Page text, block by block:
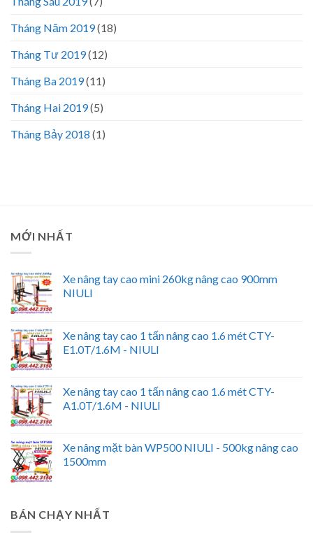
Tháng Năm 2019(18)
Tháng Tư 2019(12)
Tháng Ba 2019(11)
Tháng Hai 2019(5)
Tháng Bảy 2018 (1)
MỚI NHẤT
Xe nâng tay cao mini 260kg nâng cao 900mm
NIULI
Xe nâng tay cao 1 tấn nâng cao 1.6 mét CTY-
E1.0T/1.6M - NIULI
Xe nâng tay cao 1 tấn nâng cao 1.6 mét CTY-
A1.0T/1.6M - NIULI
Xe nâng mặt bàn WP500 NIULI - 500kg nâng cao
1500mm
BÁN CHẠY NHẤT